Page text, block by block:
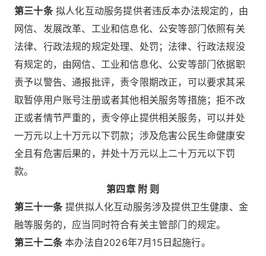
第三十条拟人化互动服务提供者违反本办法规定的，由
网信、发展改革、工业和信息化、公安等部门依照有关
法律、行政法规的规定处理、处罚；法律、行政法规没
有规定的，由网信、工业和信息化、公安等部门依据职
责予以警告、通报批评，责令限期改正，可以要求其采
取暂停用户账号注册或者其他相关服务等措施；拒不改
正或者情节严重的，责令停止提供相关服务，可以并处
一万元以上十万元以下罚款；涉及危害公民生命健康安
全且有危害后果的，并处十万元以上二十万元以下罚
款。
第四章 附 则
第三十一条提供拟人化互动服务涉及提供卫生健康、金
融等服务的，应当同时符合有关主管部门的规定。
第三十二条本办法自2026年7月15日起施行。